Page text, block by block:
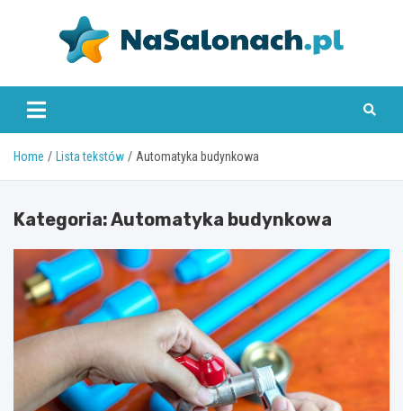
nasalonach.pl
Home Lista tekstów Automatyka budynkowa
Kategoria:Automatyka budynkowa